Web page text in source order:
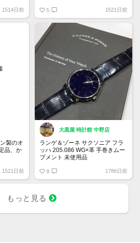
イズ、
ビヨ
の時
も流行
ます✨
1514日前
コッパーブルー文字盤の美しさは
唯一無二。
手放してしまったがもう一度欲し
いドレスウォッチ。
5 1521日前
製のオ
品、か
1521日前
大黒屋 時計館 中野店
ランゲ＆ゾーネ サクソニア フラ
ッハ 205.086 WG×革 手巻きムー
ブメント 未使用品
文字盤 となっております。
8 1786日前
もっと見る